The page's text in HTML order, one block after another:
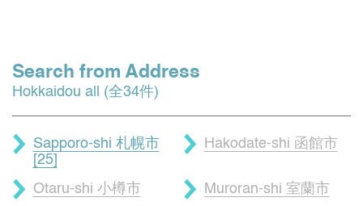
Search from Address
Hokkaidou all (全34件)
Sapporo-shi 札幌市
[25]
Hakodate-shi 函館市
Otaru-shi 小樽市 Muroran-shi 室蘭市